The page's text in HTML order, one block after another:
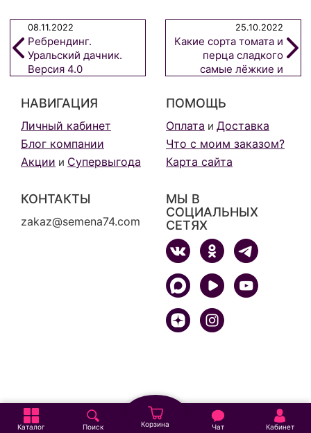
08.11.2022
Ребрендинг.
Уральский дачник.
Версия 4.0
25.10.2022
Какие сорта томата и
перца сладкого
самые лёжкие и
НАВИГАЦИЯ
Личный кабинет
Блог компании
Акции и Супервыгода
ПОМОЩЬ
Оплата и Доставка
Что с моим заказом?
Карта сайта
КОНТАКТЫ
zakaz@semena74.com
МЫ В
СОЦИАЛЬНЫХ
СЕТЯХ
Каталог Поиск Корзина Чат Кабинет